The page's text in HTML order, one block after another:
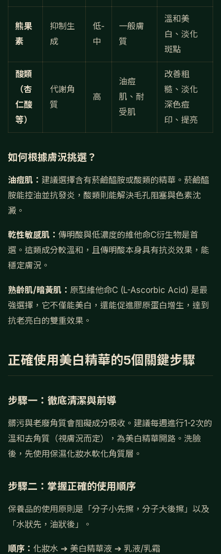
熊果
素
抑制生
成
低-
中
一般膚
質
溫和美
白、淡化
斑點
酸類
（杏
仁酸
等）
代謝角
質
高
油痘
肌、耐
受肌
改善粗
糙、淡化
深色痘
印、提亮
如何根據膚況挑選？
油痘肌： 建議選擇含有菸鹼醯胺或酸類的精華。菸鹼醯
胺能控油並抗發炎，酸類則能解決毛孔阻塞與色素沈
澱。
乾性敏感肌： 傳明酸與低濃度的維他命C衍生物是首
選。這類成分較溫和，且傳明酸本身具有抗炎效果，能
穩定膚況。
熟齡肌/暗黃肌： 原型維他命C (L-Ascorbic Acid) 是最
強選擇，它不僅能美白，還能促進膠原蛋白增生，達到
抗老亮白的雙重效果。
正確使用美白精華的5個關鍵步驟
步驟一：徹底清潔與前導
髒污與老廢角質會阻礙成分吸收。建議每週進行1-2次的
溫和去角質（視膚況而定），為美白精華開路。洗臉
後，先使用保濕化妝水軟化角質層。
步驟二：掌握正確的使用順序
保養品的使用原則是「分子小先擦，分子大後擦」以及
「水狀先，油狀後」。
順序： 化妝水 ➔ 美白精華液 ➔ 乳液/乳霜